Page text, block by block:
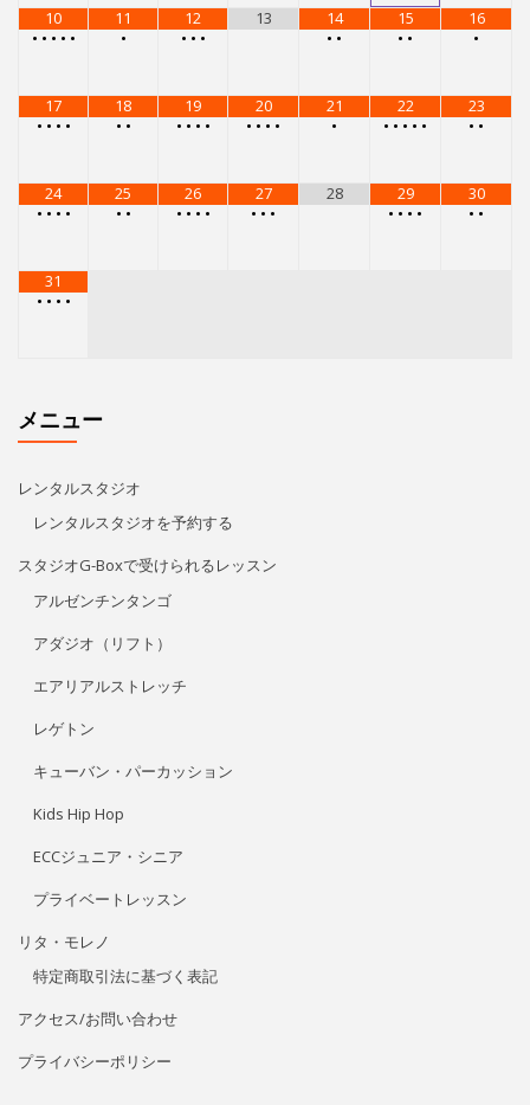
10
• • • • •
11
•
12
• • •
13
14
• •
15
• •
16
•
17
• • • •
18
• •
19
• • • •
20
• • • •
21
•
22
• • • • •
23
• •
24
• • • •
25
• •
26
• • • •
27
• • •
28
29
• • • •
30
• •
31
• • • •
メニュー
レンタルスタジオ
レンタルスタジオを予約する
スタジオG-Boxで受けられるレッスン
アルゼンチンタンゴ
アダジオ（リフト）
エアリアルストレッチ
レゲトン
キューバン・パーカッション
Kids Hip Hop
ECCジュニア・シニア
プライベートレッスン
リタ・モレノ
特定商取引法に基づく表記
アクセス/お問い合わせ
プライバシーポリシー